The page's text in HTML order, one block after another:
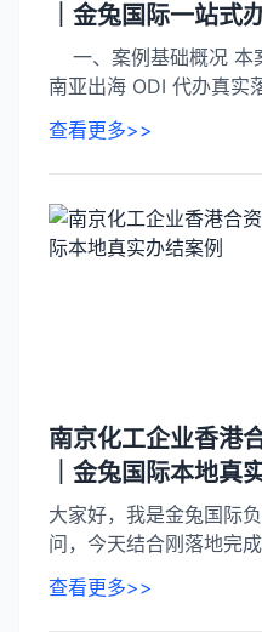
｜金兔国际一站式
一、案例基础概况 本
南亚出海 ODI 代办真实
查看更多>>
南京化工企业香港
｜金兔国际本地真
大家好，我是金兔国际
问，今天结合刚落地完
查看更多>>